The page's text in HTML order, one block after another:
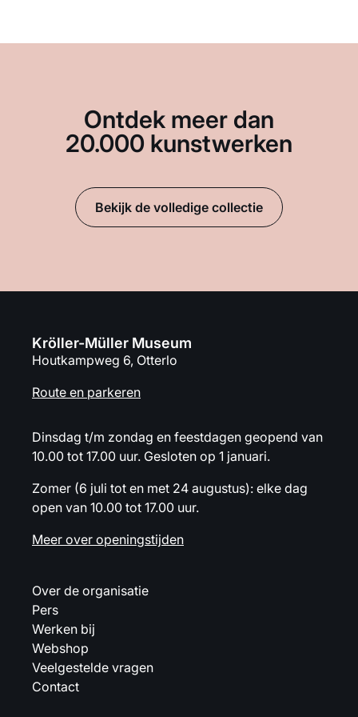
Ontdek meer dan
20.000 kunstwerken
Bekijk de volledige collectie
Kröller-Müller Museum
Houtkampweg 6, Otterlo
Route en parkeren
Dinsdag t/m zondag en feestdagen geopend van
10.00 tot 17.00 uur. Gesloten op 1 januari.
Zomer (6 juli tot en met 24 augustus): elke dag
open van 10.00 tot 17.00 uur.
Meer over openingstijden
Over de organisatie
Pers
Werken bij
Webshop
Veelgestelde vragen
Contact